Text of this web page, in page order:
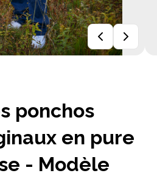
ponchos
en pure
- Modèle